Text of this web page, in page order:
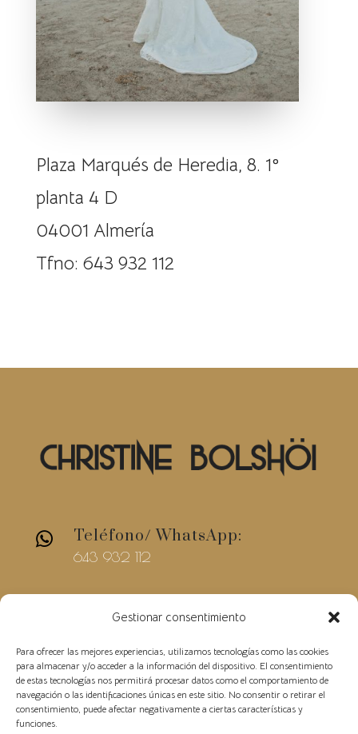
Gestionar consentimiento
Para ofrecer las mejores experiencias, utilizamos tecnologías como las cookies
para almacenar y/o acceder a la información del dispositivo. El consentimiento
de estas tecnologías nos permitirá procesar datos como el comportamiento de
navegación o las identificaciones únicas en este sitio. No consentir o retirar el
consentimiento, puede afectar negativamente a ciertas características y
funciones.
Plaza Marqués de Heredia, 8. 1°
planta 4 D
04001 Almería
Tfno: 643 932 112
 Teléfono/ WhatsApp:
643 932 112
christinebolshoi@gmail.com